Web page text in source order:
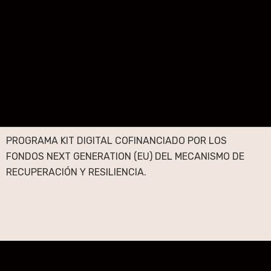
PROGRAMA KIT DIGITAL COFINANCIADO POR LOS
FONDOS NEXT GENERATION (EU) DEL MECANISMO DE
RECUPERACIÓN Y RESILIENCIA.